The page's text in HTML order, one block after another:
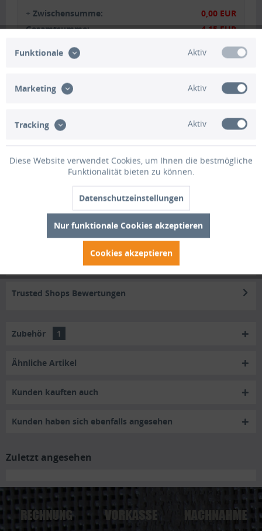
+Zwischensumme:
0,00 EUR
Gesamtsumme:
4,15 EUR
Gesamtgewicht:
0.5000 KG
inkl. MwSt.zzgl. Versandkosten
Merken
Plane aus beschichtetem Hochfestgewebe Planenstärke ca.
Bewertungen lesen, schreiben und diskutieren...
Trusted Shops Bewertungen
Zubehör 1
Ähnliche Artikel
Kunden kauften auch
Kunden haben sich ebenfalls angesehen
Zuletzt angesehen
Funktionale Aktiv
Marketing Aktiv
Tracking Aktiv
Diese Website verwendet Cookies, um Ihnen die bestmögliche
Funktionalität bieten zu können.
Datenschutzeinstellungen
Nur funktionale Cookies akzeptieren
Cookies akzeptieren